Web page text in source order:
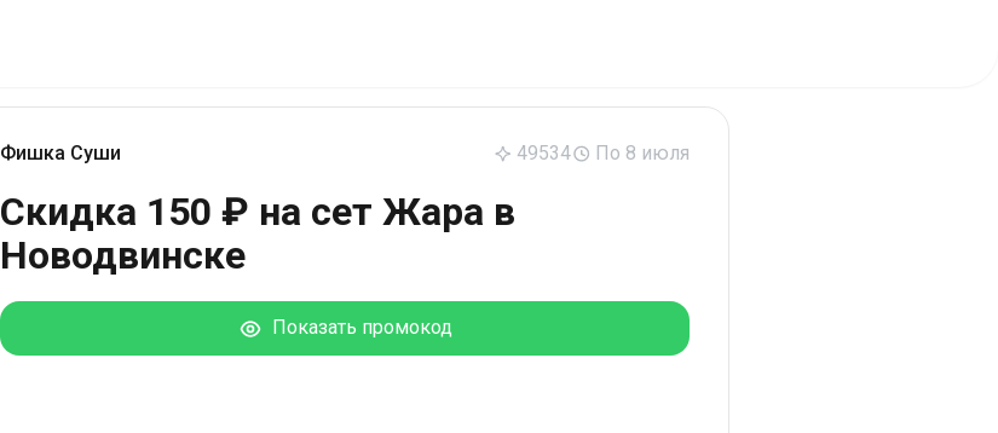
Фишка Суши 49534 По 8 июля
Скидка 150 ₽ на сет Жара в
Новодвинске
Показать промокод